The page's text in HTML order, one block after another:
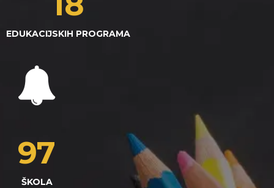
EDUKACIJSKIH PROGRAMA
97
ŠKOLA